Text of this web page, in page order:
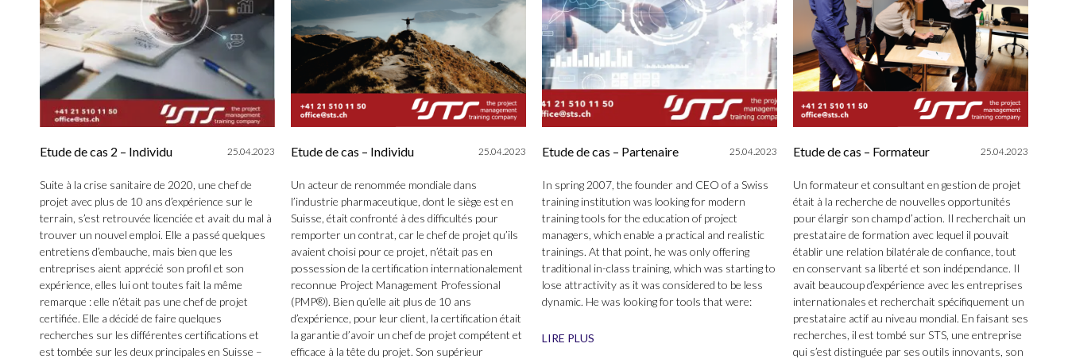
Etude de cas 2 – Individu 25.04.2023
Suite à la crise sanitaire de 2020, une chef de
projet avec plus de 10 ans d’expérience sur le
terrain, s’est retrouvée licenciée et avait du mal à
trouver un nouvel emploi. Elle a passé quelques
entretiens d’embauche, mais bien que les
entreprises aient apprécié son profil et son
expérience, elles lui ont toutes fait la même
remarque : elle n’était pas une chef de projet
certifiée. Elle a décidé de faire quelques
recherches sur les différentes certifications et
est tombée sur les deux principales en Suisse –
Etude de cas – Individu 25.04.2023
Un acteur de renommée mondiale dans
l’industrie pharmaceutique, dont le siège est en
Suisse, était confronté à des difficultés pour
remporter un contrat, car le chef de projet qu’ils
avaient choisi pour ce projet, n’était pas en
possession de la certification internationalement
reconnue Project Management Professional
(PMP®). Bien qu’elle ait plus de 10 ans
d’expérience, pour leur client, la certification était
la garantie d’avoir un chef de projet compétent et
efficace à la tête du projet. Son supérieur
Etude de cas – Partenaire 25.04.2023
In spring 2007, the founder and CEO of a Swiss
training institution was looking for modern
training tools for the education of project
managers, which enable a practical and realistic
trainings. At that point, he was only offering
traditional in-class training, which was starting to
lose attractivity as it was considered to be less
dynamic. He was looking for tools that were:
LIRE PLUS
Etude de cas – Formateur 25.04.2023
Un formateur et consultant en gestion de projet
était à la recherche de nouvelles opportunités
pour élargir son champ d’action. Il recherchait un
prestataire de formation avec lequel il pouvait
établir une relation bilatérale de confiance, tout
en conservant sa liberté et son indépendance. Il
avait beaucoup d’expérience avec les entreprises
internationales et recherchait spécifiquement un
prestataire actif au niveau mondial. En faisant ses
recherches, il est tombé sur STS, une entreprise
qui s’est distinguée par ses outils innovants, son